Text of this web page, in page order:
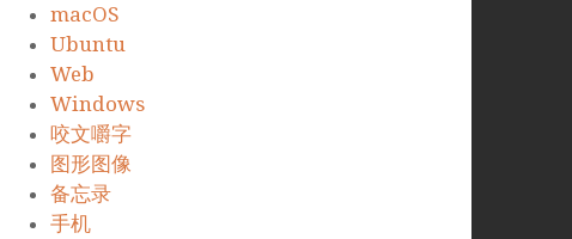
macOS
Ubuntu
Web
Windows
咬文嚼字
图形图像
备忘录
手机